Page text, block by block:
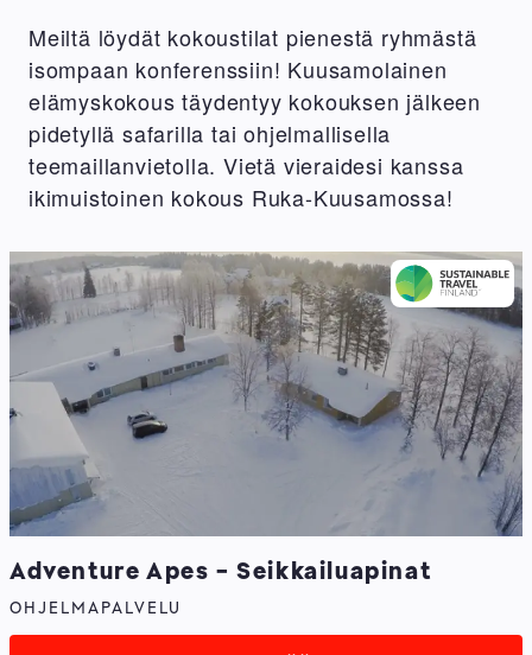
Meiltä löydät kokoustilat pienestä ryhmästä
isompaan konferenssiin! Kuusamolainen
elämyskokous täydentyy kokouksen jälkeen
pidetyllä safarilla tai ohjelmallisella
teemaillanvietolla. Vietä vieraidesi kanssa
ikimuistoinen kokous Ruka-Kuusamossa!
Adventure Apes - Seikkailuapinat
OHJELMAPALVELU